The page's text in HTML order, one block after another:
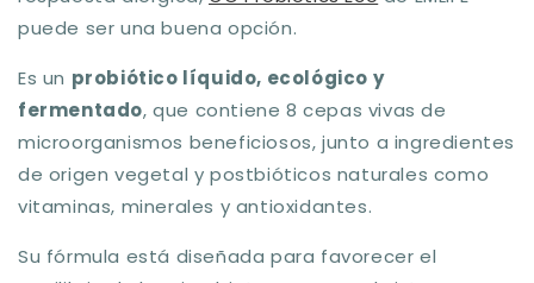
puede ser una buena opción.
Es un probiótico líquido, ecológico y
fermentado, que contiene 8 cepas vivas de
microorganismos beneficiosos, junto a ingredientes
de origen vegetal y postbióticos naturales como
vitaminas, minerales y antioxidantes.
Su fórmula está diseñada para favorecer el